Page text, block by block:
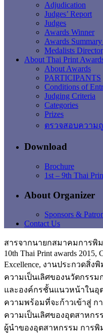
Adjudication
Judges’ Report
Judges
Awards Winner
Awards
Medalists
About Thai Print
About Awards
PARTICIPANTS
Conditions of
Judging Criteria
Categories
Prizes
ตรวจสอบความ
Download
Brochure
1st – 9th Thai
About Organizer
Sponsors &
Contact Us
สารจากนายกสมาคมการพิ
10th Thai Print awards 2015,
Excellence, งานประกวดสิ่
ความเป็นเลิศของนวัตกรร
และองค์กรชั้นแนวหน้าในอุ
ความพร้อมที่จะก้าวเข้าสู่ ก
ความเป็นเลิศของอุตสาหก
ผู้นำของอุตสาหกรรม การ